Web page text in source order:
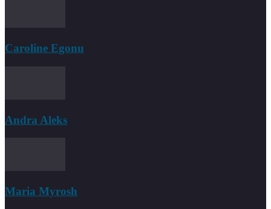
Caroline Egonu
Andra Aleks
Maria Myrosh